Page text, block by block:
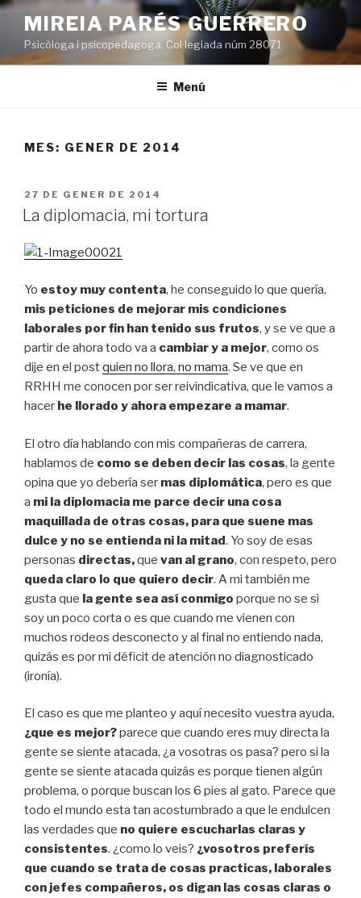
Vés
contingut
MIREIA PARÉS GUERRERO
Psicòloga i psicopedagoga. Col·legiada núm 28071
Menú
MES: GENER DE 2014
PUBLICAT
A
27 DE GENER DE 2014
La diplomacia, mi tortura
Yo estoy muy contenta, he conseguido lo que quería,
mis peticiones de mejorar mis condiciones
laborales por fin han tenido sus frutos, y se ve que a
partir de ahora todo va a cambiar y a mejor, como os
dije en el postquien no llora, no mama. Se ve que en
RRHH me conocen por ser reivindicativa, que le vamos a
hacer he llorado y ahora empezare a mamar.
El otro día hablando con mis compañeras de carrera,
hablamos de como se deben decir las cosas, la gente
opina que yo debería ser mas diplomática, pero es que
a mi la diplomacia me parce decir una cosa
maquillada de otras cosas, para que suene mas
dulce y no se entienda ni la mitad. Yo soy de esas
personas directas,que van al grano, con respeto, pero
queda claro lo que quiero decir. A mi también me
gusta que la gente sea así conmigo porque no se si
soy un poco corta o es que cuando me vienen con
muchos rodeos desconecto y al final no entiendo nada,
quizás es por mi déficit de atención no diagnosticado
(ironía).
El caso es que me planteo y aquí necesito vuestra ayuda,
¿que es mejor?parece que cuando eres muy directa la
gente se siente atacada, ¿a vosotras os pasa? pero si la
gente se siente atacada quizás es porque tienen algún
problema, o porque buscan los 6 pies al gato. Parece que
todo el mundo esta tan acostumbrado a que le endulcen
las verdades que no quiere escucharlas claras y
consistentes. ¿como lo veis? ¿vosotros preferís
que cuando se trata de cosas practicas, laborales
con jefes compañeros, os digan las cosas claras o